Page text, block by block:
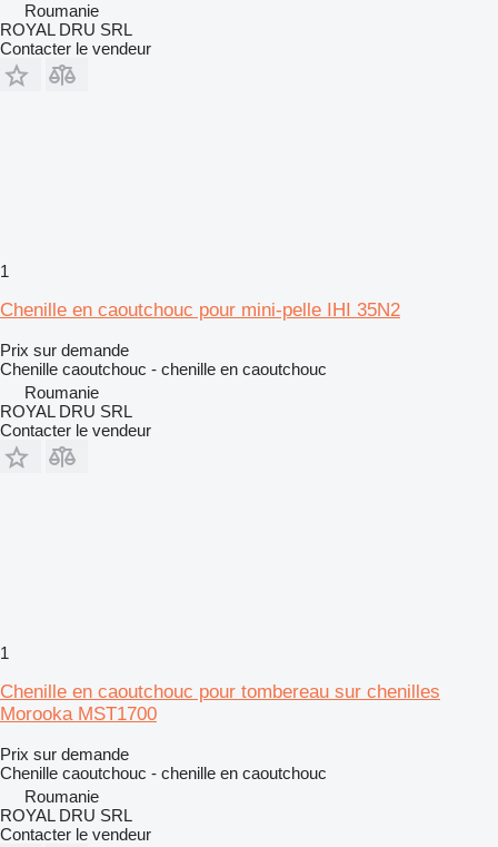
Roumanie
ROYAL DRU SRL
Contacter le vendeur
1
Chenille en caoutchouc pour mini-pelle IHI 35N2
Prix sur demande
Chenille caoutchouc - chenille en caoutchouc
Roumanie
ROYAL DRU SRL
Contacter le vendeur
1
Chenille en caoutchouc pour tombereau sur chenilles
Morooka MST1700
Prix sur demande
Chenille caoutchouc - chenille en caoutchouc
Roumanie
ROYAL DRU SRL
Contacter le vendeur